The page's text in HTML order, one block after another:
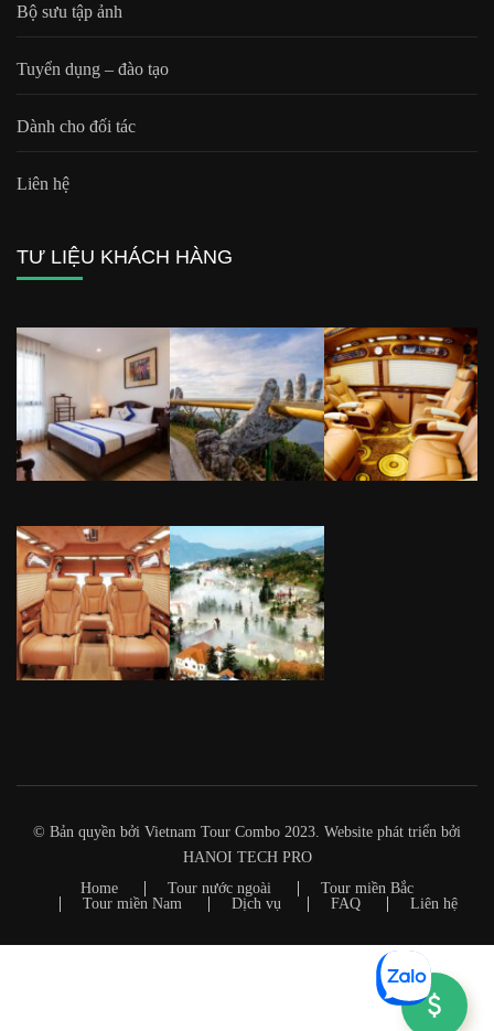
Bộ sưu tập ảnh
Tuyển dụng – đào tạo
Dành cho đối tác
Liên hệ
TƯ LIỆU KHÁCH HÀNG
© Bản quyền bởi Vietnam Tour Combo 2023. Website phát triển bởi
HANOI TECH PRO
Home
Tour nước ngoài
Tour miền Bắc
Tour miền Nam
Dịch vụ FAQ Liên hệ